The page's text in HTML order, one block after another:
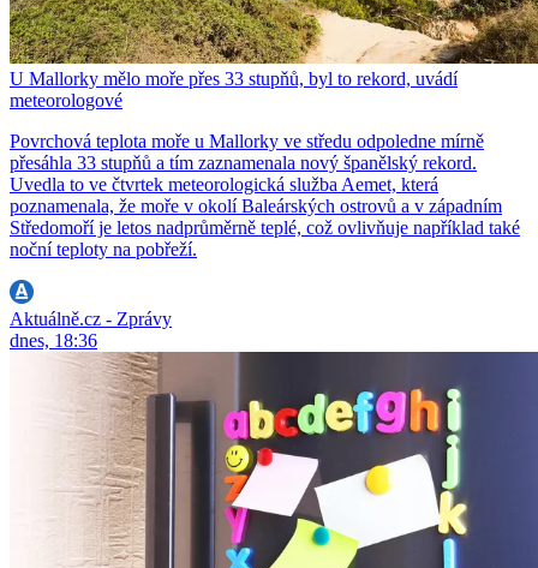
U Mallorky mělo moře přes 33 stupňů, byl to rekord, uvádí
meteorologové
Povrchová teplota moře u Mallorky ve středu odpoledne mírně
přesáhla 33 stupňů a tím zaznamenala nový španělský rekord.
Uvedla to ve čtvrtek meteorologická služba Aemet, která
poznamenala, že moře v okolí Baleárských ostrovů a v západním
Středomoří je letos nadprůměrně teplé, což ovlivňuje například také
noční teploty na pobřeží.
Aktuálně.cz - Zprávy
dnes, 18:36